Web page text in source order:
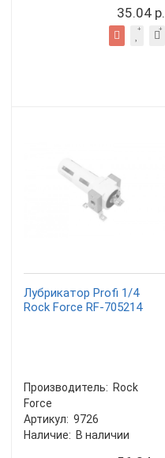
35.04 р.
Лубрикатор Profi 1/4
Rock Force RF-705214
Производитель: Rock
Force
Артикул: 9726
Наличие: В наличии